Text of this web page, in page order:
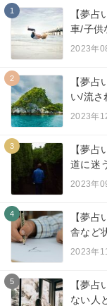
1
【夢
車/子供
2023年
2
【夢
い/流さ
2023年
3
【夢
道に迷
2023年
4
【夢
舎など
2023年
5
【夢
ない人